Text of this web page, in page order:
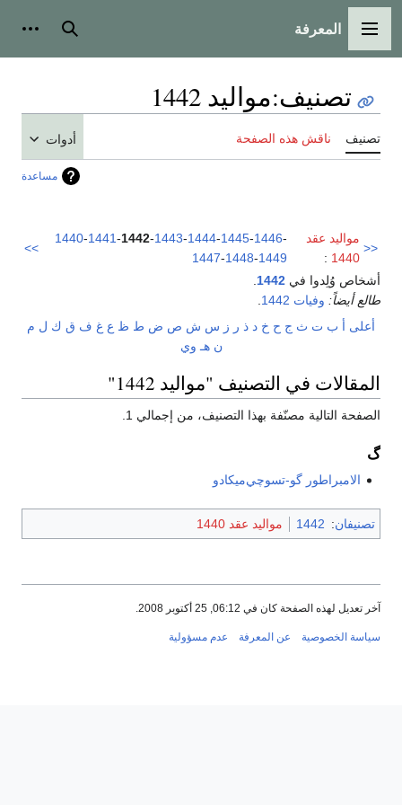
القائمة الرئيسية
المعرفة بحث
تصنيف:مواليد 1442
تصنيف ناقش هذه الصفحة أدوات
مساعدة
<<
مواليد عقد
1440
:
1440-1441-1442-1443-1444-1445-1446-
1447-1448-1449
>>
أشخاص وُلِدوا في 1442
طالع أيضاً: وفيات 1442
أعلى أ ب ت ث ج ح خ د ذ ر ز س ش ص ض ط ظ ع غ ف ق ك ل م
ن هـ وي
المقالات في التصنيف "مواليد 1442"
الصفحة التالية مصنّفة بهذا التصنيف، من إجمالي 1.
گ
الامبراطور گو-تسوچي‌ميكادو
تصنيفان:
1442 مواليد عقد 1440
آخر تعديل لهذه الصفحة كان في 06:12, 25 أكتوبر 2008.
سياسة الخصوصية عن المعرفة عدم مسؤولية